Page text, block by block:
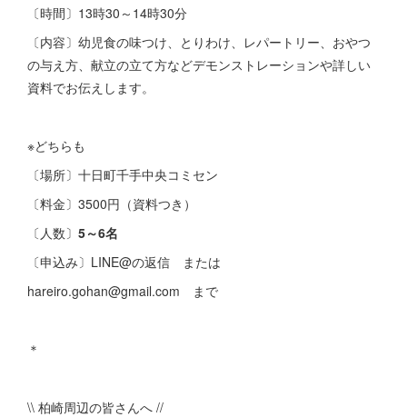
〔時間〕13時30～14時30分
〔内容〕幼児食の味つけ、とりわけ、レパートリー、おやつ
の与え方、献立の立て方などデモンストレーションや詳しい
資料でお伝えします。
※どちらも
〔場所〕十日町千手中央コミセン
〔料金〕3500円（資料つき）
〔人数〕 5～6名
〔申込み〕LINE@の返信 または
hareiro.gohan@gmail.com まで
＊
\\ 柏崎周辺の皆さんへ //